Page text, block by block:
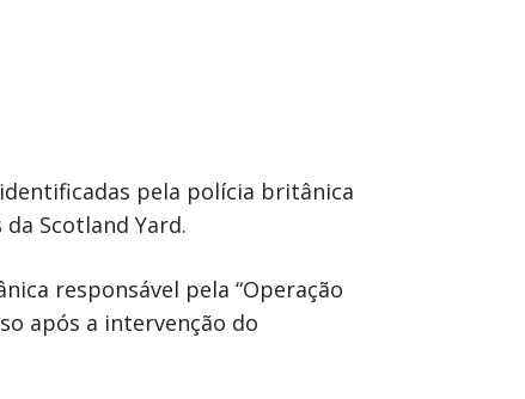
pela polícia britânica
Scotland Yard.
responsável pela “Operação
após a intervenção do